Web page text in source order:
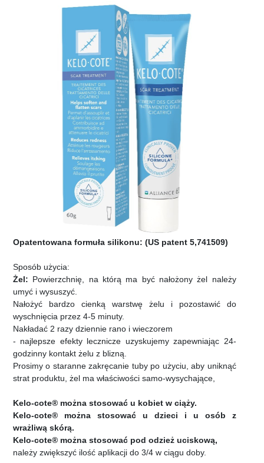
Opatentowana formuła silikonu: (US patent 5,741509)
Sposób użycia:
Żel: Powierzchnię, na którą ma być nałożony żel należy
umyć i wysuszyć.
Nałożyć bardzo cienką warstwę żelu i pozostawić do
wyschnięcia przez 4-5 minuty.
Nakładać 2 razy dziennie rano i wieczorem
- najlepsze efekty lecznicze uzyskujemy zapewniając 24-
godzinny kontakt żelu z blizną.
Prosimy o staranne zakręcanie tuby po użyciu, aby uniknąć
strat produktu, żel ma właściwości samo-wysychające,
Kelo-cote® można stosować u kobiet w ciąży.
Kelo-cote® można stosować u dzieci i u osób z
wrażliwą skórą.
Kelo-cote® można stosować pod odzież uciskową,
należy zwiększyć ilość aplikacji do 3/4 w ciągu doby.